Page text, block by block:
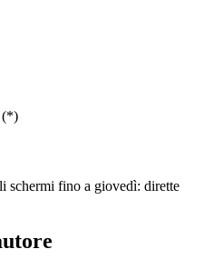
(*)
schermi fino a giovedì: dirette